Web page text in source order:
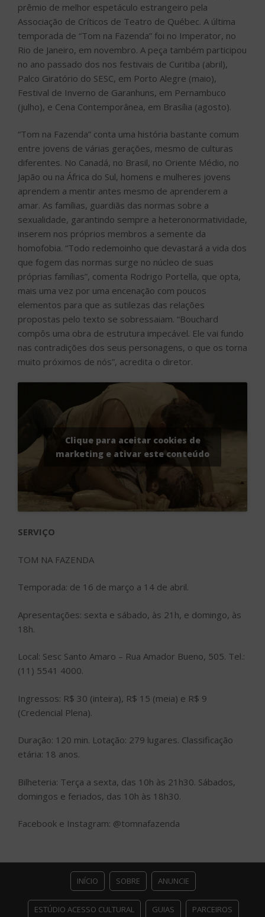
prêmio de melhor espetáculo estrangeiro pela
Associação de Críticos de Teatro de Québec. A última
temporada de “Tom na Fazenda” foi no Imperator, no
Rio de Janeiro, em novembro. A peça também participou
no ano passado dos nos festivais de Curitiba (abril),
Palco Giratório do SESC, em Porto Alegre (maio),
Festival de Inverno de Garanhuns, em Pernambuco
(julho), e Cena Contemporânea, em Brasília (agosto).
“Tom na Fazenda” conta uma história bastante comum
entre jovens de várias gerações, mesmo de culturas
diferentes. No Canadá, no Brasil, no Oriente Médio, no
Japão ou na África do Sul, homens e mulheres jovens
aprendem a mentir antes mesmo de aprenderem a
amar. As famílias, guardiãs das normas sobre a
sexualidade, garantindo sempre a heteronormatividade,
inserem nos próprios membros a semente da
homofobia. “Todo redemoinho que devastará a vida dos
que fogem das normas surge no núcleo de suas
próprias famílias”, comenta Rodrigo Portella, que opta,
mais uma vez por uma encenação com poucos
elementos para que as sutilezas das relações
propostas pelo texto se sobressaiam. “Bouchard
compôs uma obra de estrutura impecável. Ele vai fundo
nas contradições dos seus personagens, o que os torna
muito próximos de nós”, acredita o diretor.
Clique para aceitar cookies de
marketing e ativar este conteúdo
SERVIÇO
TOM NA FAZENDA
Temporada: de 16 de março a 14 de abril.
Apresentações: sexta e sábado, às 21h, e domingo, às
18h.
Local: Sesc Santo Amaro – Rua Amador Bueno, 505. Tel.:
(11) 5541 4000.
Ingressos: R$ 30 (inteira), R$ 15 (meia) e R$ 9
(Credencial Plena).
Duração: 120 min. Lotação: 279 lugares. Classificação
etária: 18 anos.
Bilheteria: Terça a sexta, das 10h às 21h30. Sábados,
domingos e feriados, das 10h às 18h30.
Facebook e Instagram: @tomnafazenda
INÍCIO SOBRE ANUNCIE
ESTÚDIO ACESSO CULTURAL GUIAS PARCEIROS